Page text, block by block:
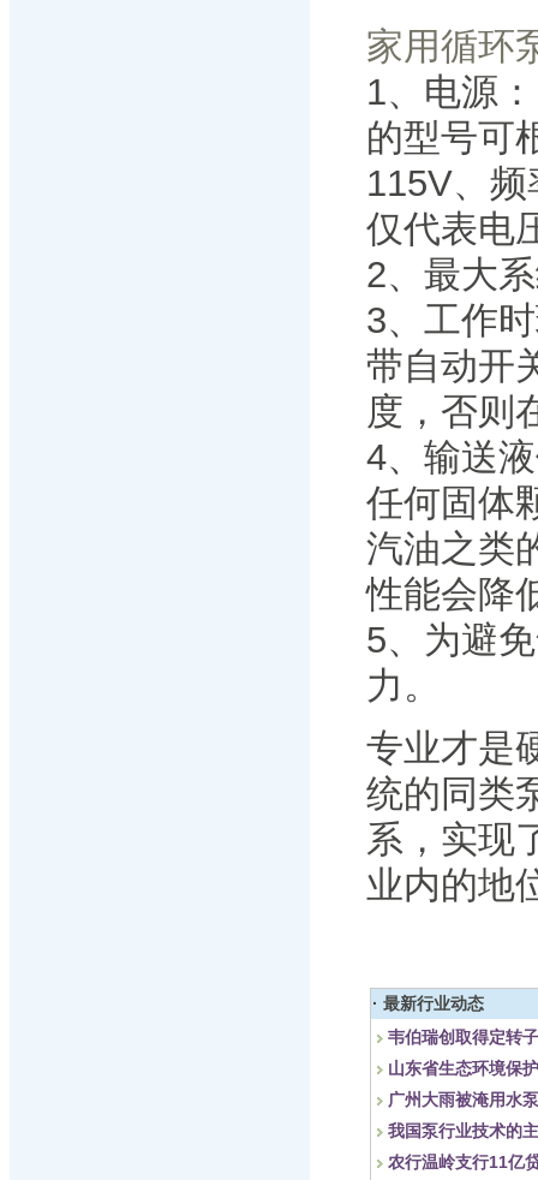
家用循环
1、电源
的型号可
115V、
仅代表电
2、最大
3、工作
带自动开
度，否则
4、输送
任何固体
汽油之类
性能会降
5、为避
力。
专业才是
统的同类
系，实现
业内的地
· 最新行业动态
韦伯瑞创取得定转
山东省生态环境保
广州大雨被淹用水
我国泵行业技术的
农行温岭支行11亿